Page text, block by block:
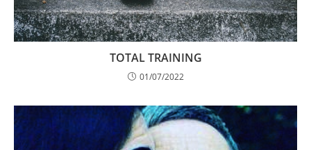
TOTAL TRAINING
01/07/2022